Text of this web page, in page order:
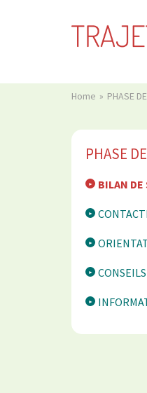
Home PHASE
PHASE
BILAN DE
CONSEILS